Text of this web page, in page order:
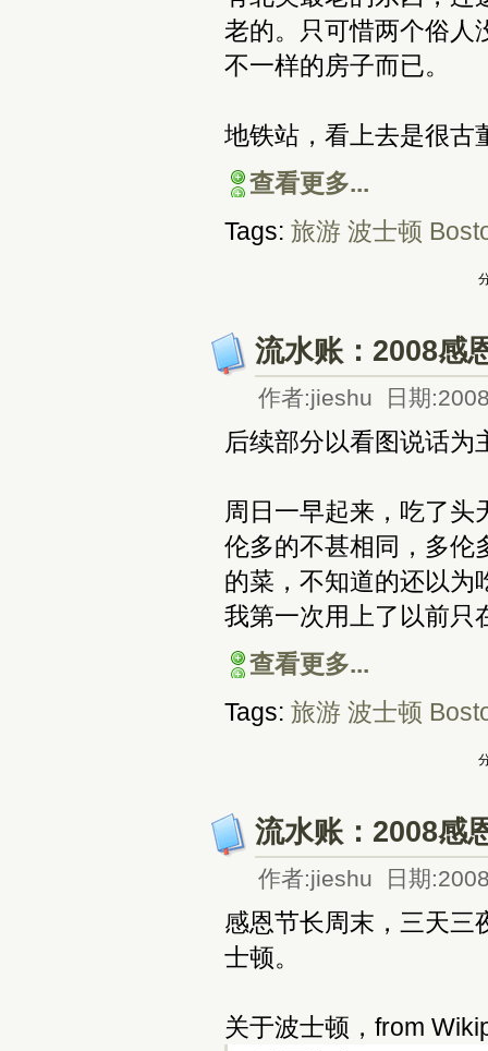
老的。只可惜两个俗人
不一样的房子而已。
地铁站，看上去是很古
查看更多...
Tags: 旅游 波士顿
流水账：2008感
作者:jieshu 日期
后续部分以看图说话为
周日一早起来，吃了头
伦多的不甚相同，多伦
的菜，不知道的还以为
我第一次用上了以前只
查看更多...
Tags: 旅游 波士顿
流水账：2008感
作者:jieshu 日期
感恩节长周末，三天三
士顿。
关于波士顿，from